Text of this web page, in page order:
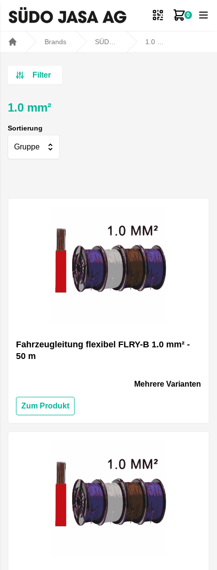
0
Zum
Brands
Filter
1.0 mm²
Sortierung
Gruppe
Fahrzeugleitung flexibel FLRY-B 1.0 mm² -
50 m
Mehrere Varianten
Zum Produkt